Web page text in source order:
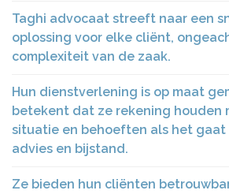
Taghi advocaat streeft naar een
oplossing voor elke cliënt,
complexiteit van de zaak.
Hun dienstverlening is op maat
betekent dat ze rekening houden
situatie en behoeften als het gaat
advies en bijstand.
Ze bieden hun cliënten